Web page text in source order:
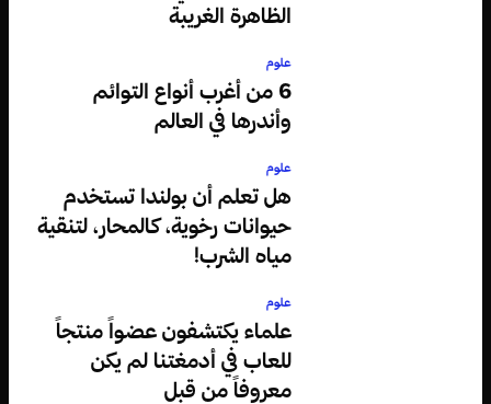
الظاهرة الغريبة
علوم
6 من أغرب أنواع التوائم
وأندرها في العالم
علوم
هل تعلم أن بولندا تستخدم
حيوانات رخوية، كالمحار، لتنقية
مياه الشرب!
علوم
علماء يكتشفون عضواً منتجاً
للعاب في أدمغتنا لم يكن
معروفاً من قبل